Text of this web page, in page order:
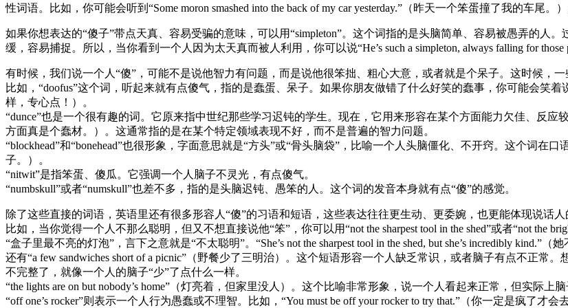
性词语。比如，你可能会听到“Some moron smashed into the back of my car yesterday.”（昨天一个笨蛋撞了我的车尾。）
如果你想表达的“傻子”带点天真、容易受骗的意味，可以用“simpleton”。这个词指的是头脑简单、容易被愚弄的人
缓，容易捕捉。所以，当你看到一个人因为太天真而被人利用，你可以说“He’s such a simpleton, always falling for
有时候，我们说一个人“傻”，可能不是说他智力有问题，而是说他很笨拙、粗心大意，或者就是个呆子。这时候，
比如，“doofus”这个词，听起来就有点傻气，指的是蠢蛋、呆子。如果你朋友做错了什么好笑的蠢事，你可能会笑着
样，专心点！）。
“dunce”也是一个很有趣的词。它原来指中世纪那些学习迟钝的学生。现在，它用来形容在某个方面能力欠佳、反应较
方面真是个蠢材。）。这通常指的是在某个特定领域表现不好，而不是普遍的智力问题。
“blockhead”和“bonehead”也很形象，字面意思就是“方头”或“骨头脑袋”，比喻一个人头脑僵化、不开窍。这个词在口
子。）。
“nitwit”是指笨蛋、傻瓜。它强调一个人脑子不灵光，有点傻气。
“numbskull”或者“numskull”也差不多，指的是头脑迟钝、愚笨的人。这个词的发音本身就有点“傻”的感觉。
除了这些直接的词语，英语里还有很多形容人“傻”的习语和短语，这些表达往往更生动、更委婉，也更能体现说话人
比如，当你觉得一个人不那么聪明，但又不想直接说他“笨”，你可以用“not the sharpest tool in the shed”或者“not the
“盒子里最不亮的灯泡”，言下之意就是“不太聪明”。“She’s not the sharpest tool in the shed, but she’s incredibly kind.”
还有“a few sandwiches short of a picnic”（野餐少了三明治）。这个短语形容一个人缺乏常识，或者脑子有点不正常
不完整了，就像一个人的脑子“少”了点什么一样。
“the lights are on but nobody’s home”（灯亮着，但家里没人）。这个比喻非常形象，说一个人看起来正常，但实际上
“off one’s rocker”则表示一个人行为愚蠢或不理智。比如，“You must be off your rocker to try that.”（你一定是疯了才会